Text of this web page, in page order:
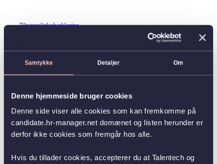
Samtykke Detaljer Om
Denne hjemmeside bruger cookies
Denne side viser alle cookies som kan fremkomme på
candidate.hr-manager.net domænet og listen herunder er
derfor ikke cookies som fremgår hos alle.
Hvis du tillader cookies, accepterer du at Talentech og
Tilgængelighedserklæring